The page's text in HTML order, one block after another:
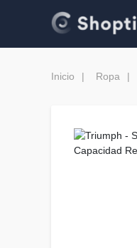
Inicio Ropa